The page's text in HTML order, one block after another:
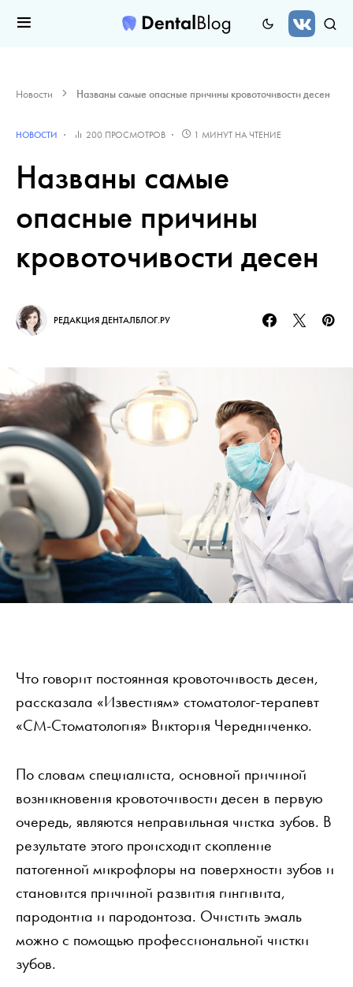
Новости Названы самые опасные причины кровоточивости десен
НОВОСТИ 200 ПРОСМОТРОВ 1 МИНУТ НА ЧТЕНИЕ
Названы самые
опасные причины
кровоточивости десен
РЕДАКЦИЯ ДЕНТАЛБЛОГ.РУ
Что говорит постоянная кровоточивость десен,
рассказала «Известиям» стоматолог-терапевт
«СМ-Стоматология» Виктория Чередниченко.
По словам специалиста, основной причиной
возникновения кровоточивости десен в первую
очередь, являются неправильная чистка зубов. В
результате этого происходит скопление
патогенной микрофлоры на поверхности зубов и
становится причиной развития гингивита,
пародонтиа и пародонтоза. Очистить эмаль
можно с помощью профессиональной чистки
зубов.